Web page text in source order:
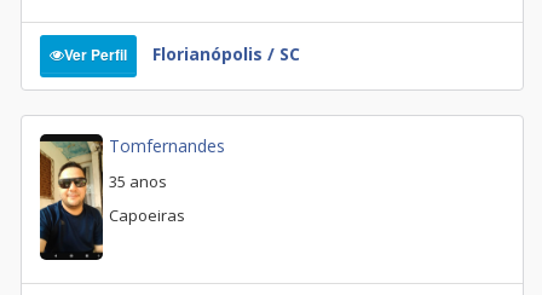
Ver Perfil Florianópolis / SC
Tomfernandes
35 anos
Capoeiras